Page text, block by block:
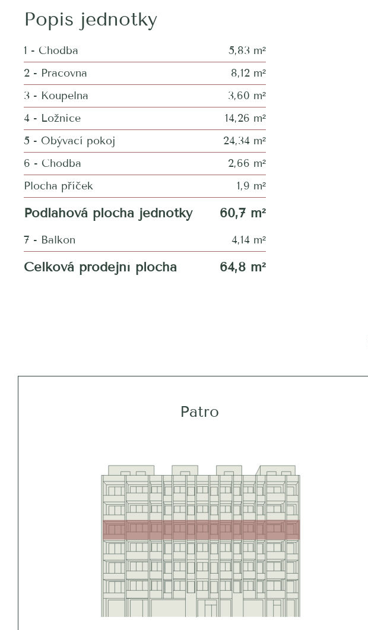
Popis jednotky
1 - Chodba
5,83 m²
2 - Pracovna
8,12 m²
3 - Koupelna
3,60 m²
4 - Ložnice
14,26 m²
5 - Obývací pokoj
24,34 m²
6 - Chodba
2,66 m²
Plocha příček
1,9 m²
Podlahová plocha jednotky 60,7 m²
7 - Balkon 4,14 m²
Celková prodejní plocha 64,8 m²
Patro